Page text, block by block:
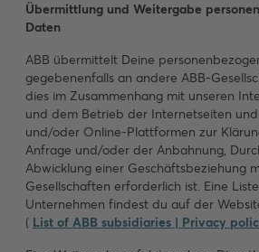
Übermittlung und Weitergabe
Daten
ABB übermittelt Deine
gegebenenfalls an andere ABB-
dies im Zusammenhang mit unseren
und dem Betrieb der Internetseiten
und/oder Online-Plattformen zur
Anfrage und/oder der Anbahnung,
Abwicklung einer Geschäftsbeziehung
Gesellschaften erforderlich ist. Eine
Unternehmen findest du auf der
( List of ABB subsidiaries | Privacy